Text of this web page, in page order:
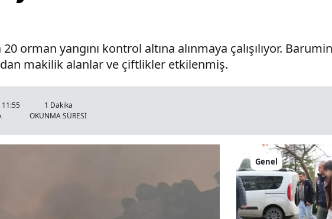
orman yangını kontrol altına alınmaya çalışılıyor.
makilik alanlar ve çiftlikler etkilenmiş.
11:55
1 Dakika
OKUNMA SÜRESİ
Genel